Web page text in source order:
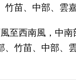
苗、中部、雲
至西南風，中
竹苗、中部、